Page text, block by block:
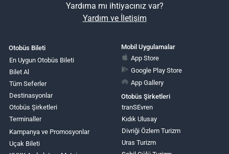
Yardıma mı ihtiyacınız var?
Yardım ve İletişim
Otobüs Bileti
En Uygun Otobüs Bileti
Bilet Al
Tüm Seferler
Destinasyonlar
Otobüs Şirketleri
Terminaller
Kampanya ve Promosyonlar
Uçak Bileti
Mobil Uygulamalar
App Store
Google Play Store
App Gallery
Otobüs Şirketleri
tranSEvren
Kıdık Ulusay
Divriği Özlem Turizm
Uras Turizm